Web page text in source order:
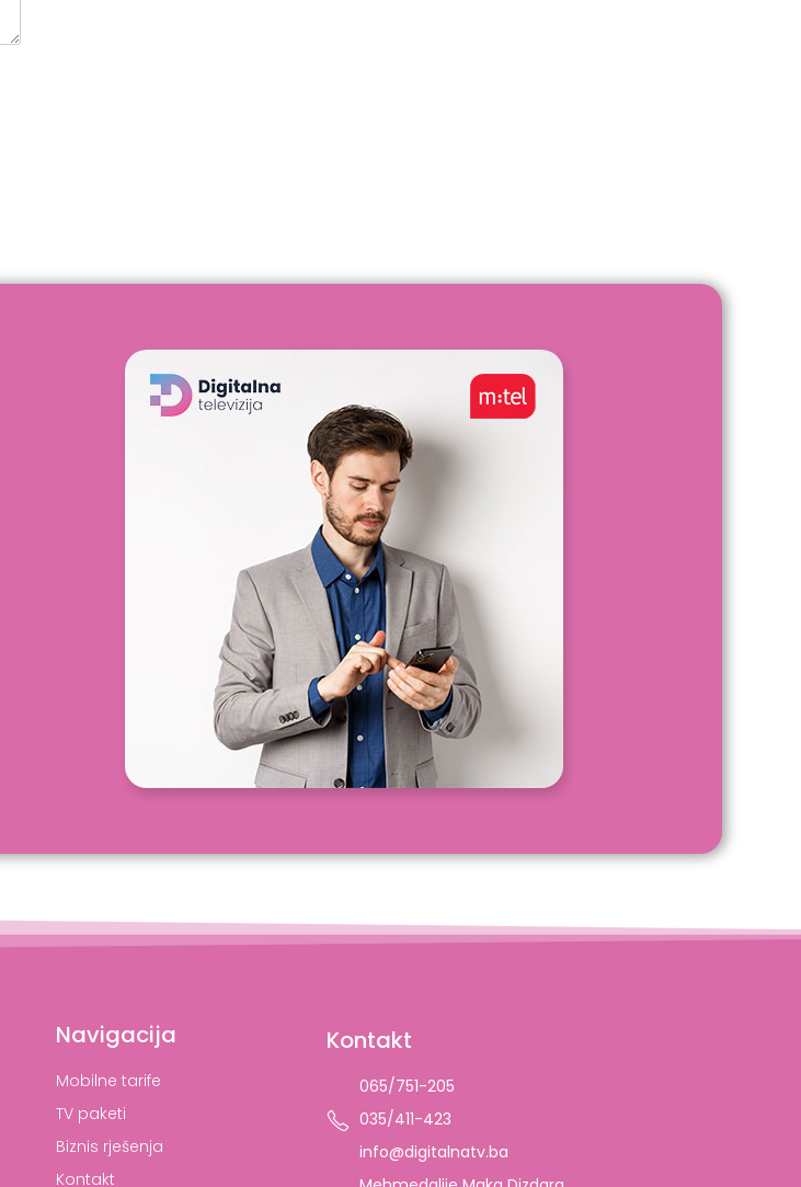
Navigacija
Mobilne tarife
TV paketi
Biznis rješenja
Kontakt
Kontakt
065/751-205
035/411-423
info@digitalnatv.ba